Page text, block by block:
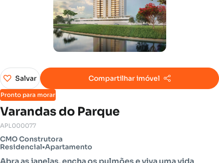
Pronto para morar
Varandas do Parque
Salvar Compartilhar imóvel
APL000077
CMO Construtora
Residencial•Apartamento